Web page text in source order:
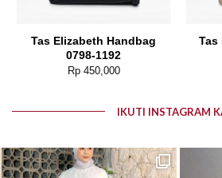
Tas Elizabeth Handbag
0798-1192
Rp450,000
Tas
IKUTI INSTAGRAM